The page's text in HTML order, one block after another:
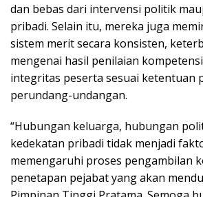
dan bebas dari intervensi politik
pribadi. Selain itu, mereka juga
sistem merit secara konsisten,
mengenai hasil penilaian
integritas peserta sesuai ketentuan
perundang-undangan.
“Hubungan keluarga, hubungan
kedekatan pribadi tidak menjadi
memengaruhi proses pengambilan
penetapan pejabat yang akan